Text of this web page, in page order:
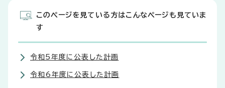
このページを見ている方はこんなページも見ていま
す
令和5年度に公表した計画
令和6年度に公表した計画